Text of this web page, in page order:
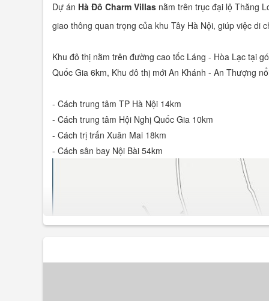
Dự án Hà Đô Charm Villas nằm trên trục đại lộ Thăng
giao thông quan trọng của khu Tây Hà Nội, giúp việc di
Khu đô thị nằm trên đường cao tốc Láng - Hòa Lạc tại
Quốc Gia 6km, Khu đô thị mới An Khánh - An Thượng
- Cách trung tâm TP Hà Nội 14km
- Cách trung tâm Hội Nghị Quốc Gia 10km
- Cách trị trấn Xuân Mai 18km
- Cách sân bay Nội Bài 54km